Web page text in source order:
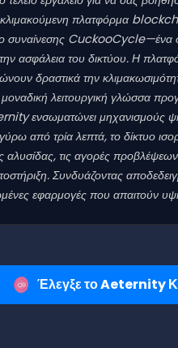
πλατφόρμα
συναίνεσης
ασφάλεια του δικτύου. Η
δραστικά την
λειτουργική γλώσσα
ενσωματώνει
τρία λεπτά, το δίκτυο
τις αγορές
Συνδυάζοντας
εφαρμογές που απαιτούν
Έλεγξε το Aeternity